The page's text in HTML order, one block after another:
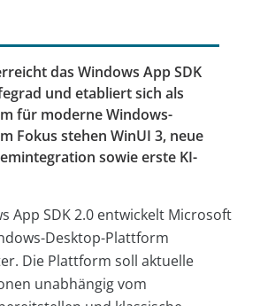
das Windows App SDK
und etabliert sich als
für moderne Windows-
Fokus stehen WinUI 3, neue
sowie erste KI-
App SDK 2.0 entwickelt Microsoft
Desktop-Plattform
Die Plattform soll aktuelle
unabhängig vom